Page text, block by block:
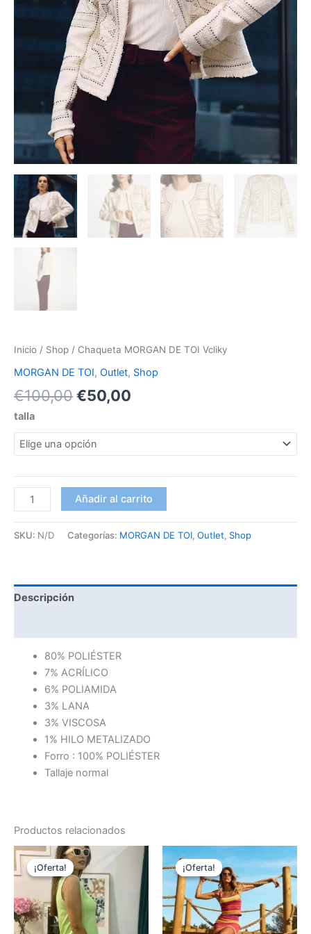
Inicio / Shop / Chaqueta MORGAN DE TOI Vcliky
MORGAN DE TOI, Outlet, Shop
€100,00€50,00
talla
Añadir al carrito
SKU: N/D Categorías: MORGAN DE TOI, Outlet, Shop
Descripción
80% POLIÉSTER
7% ACRÍLICO
6% POLIAMIDA
3% LANA
3% VISCOSA
1% HILO METALIZADO
Forro : 100% POLIÉSTER
Tallaje normal
Productos relacionados
¡Oferta!
¡Oferta!
El
precio
original
era:
€135,00.
El
precio
actual
es:
€54,00.
Este
producto
múltiples
variantes.
¡Oferta!
¡Oferta!
precio
original
era:
€69,90.
precio
actual
es:
€27,95.